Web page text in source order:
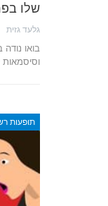
שלו
גלעד גזית
בואו
תופעות